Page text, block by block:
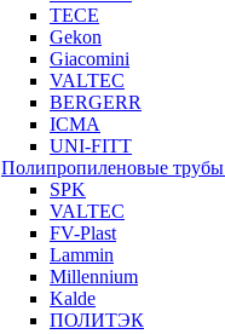
TECE
Gekon
Giacomini
VALTEC
BERGERR
ICMA
UNI-FITT
Полипропиленовые трубы
SPK
VALTEC
FV-Plast
Lammin
Millennium
Kalde
ПОЛИТЭК